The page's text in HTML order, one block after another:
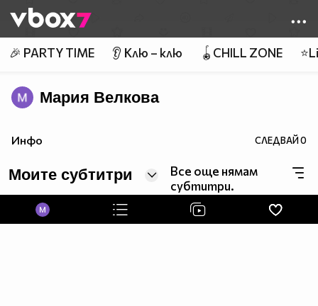
👾
🎉 PARTY TIME 👂 Клю – клю 🪀CHILL ZONE
Мария Велкова
Инфо СЛЕДВАЙ0
Моите субтитри
Все още нямам
субтитри.